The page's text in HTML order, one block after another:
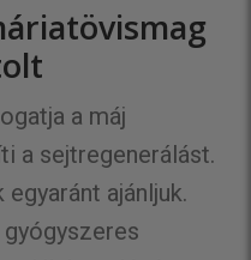
a máj
a sejtregenerálást.
ajánljuk.